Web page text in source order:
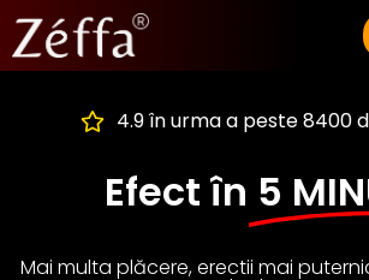
4.9 în urma a peste 8400
Efect în 5
Mai multa plăcere, erectii mai